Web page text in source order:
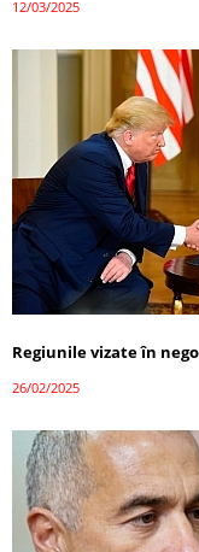
12/03/2025
Regiunile vizate în
26/02/2025